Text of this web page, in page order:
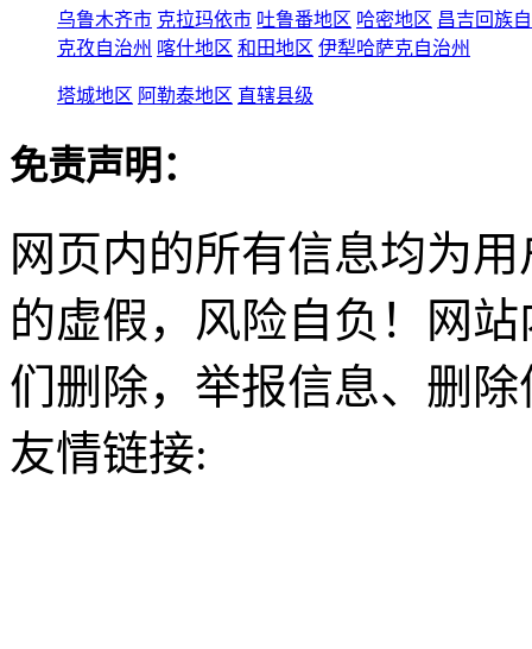
乌鲁木齐市 克拉玛依市 吐鲁番地区 哈密地区 昌吉回族
克孜自治州 喀什地区 和田地区 伊犁哈萨克自治州
塔城地区 阿勒泰地区 直辖县级
免责声明：
网页内的所有信息均为
的虚假，风险自负！网
们删除，举报信息、删
友情链接: